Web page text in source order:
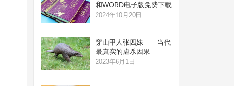
和WORD电子版免费下载
2024年10月20日
穿山甲人张四妹——当代
最真实的虐杀因果
2023年6月1日